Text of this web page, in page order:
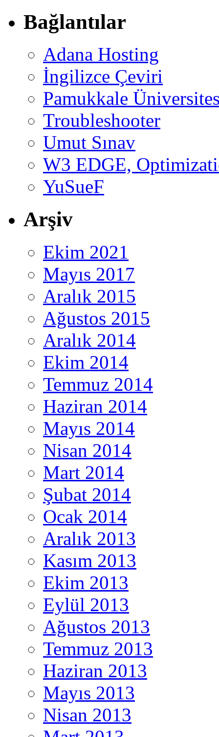
Bağlantılar
Adana Hosting
İngilizce Çeviri
Pamukkale
Troubleshooter
Umut Sınav
W3 EDGE,
YuSueF
Arşiv
Ekim 2021
Mayıs 2017
Aralık 2015
Ağustos 2015
Aralık 2014
Ekim 2014
Temmuz 2014
Haziran 2014
Mayıs 2014
Nisan 2014
Mart 2014
Şubat 2014
Ocak 2014
Aralık 2013
Kasım 2013
Ekim 2013
Eylül 2013
Ağustos 2013
Temmuz 2013
Haziran 2013
Mayıs 2013
Nisan 2013